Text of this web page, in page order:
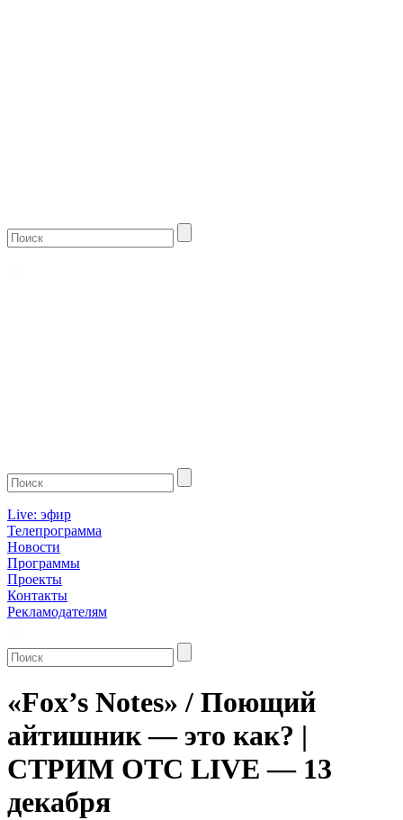
Live: эфир
Телепрограмма
Новости
Программы
Проекты
Контакты
Рекламодателям
«Fox’s Notes» / Поющий
айтишник — это как? |
СТРИМ ОТС LIVE — 13
декабря